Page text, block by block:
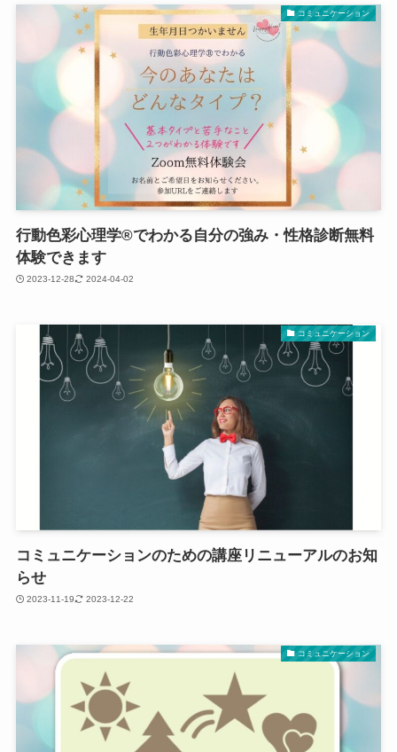
コミュニケーション
行動色彩心理学®でわかる自分の強み・性格診断無料
体験できます
2023-12-28 2024-04-02
コミュニケーション
コミュニケーションのための講座リニューアルのお知
らせ
2023-11-19 2023-12-22
コミュニケーション